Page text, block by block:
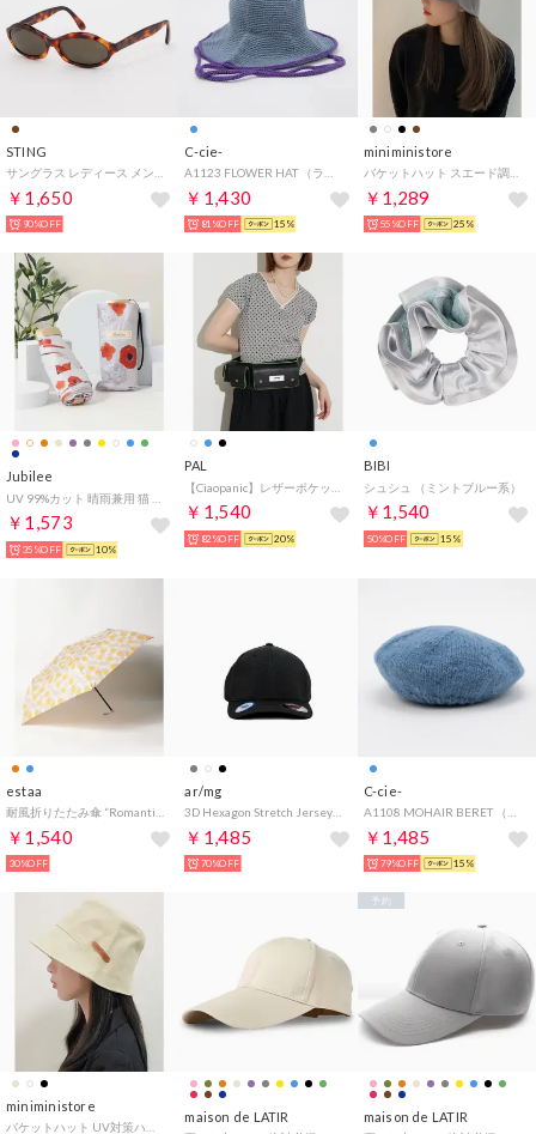
STING
￥1,650
90%OFF
C-cie-
￥1,430
81%OFF 15%
miniministore
バケットハット スエード調レディース帽子
￥1,289
55%OFF 25%
Jubilee
￥1,573
35%OFF 10%
PAL
￥1,540
82%OFF 20%
BIBI
シュシュ （ミントブルー系）
￥1,540
50%OFF 15%
estaa
￥1,540
30%OFF
ar/mg
￥1,485
70%OFF
C-cie-
￥1,485
79%OFF 15%
miniministore
maison de LATIR maison de LATIR
予約